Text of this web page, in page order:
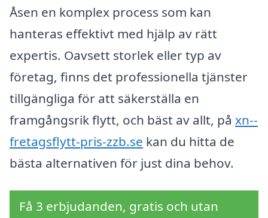
Åsen en komplex process som kan
hanteras effektivt med hjälp av rätt
expertis. Oavsett storlek eller typ av
företag, finns det professionella tjänster
tillgängliga för att säkerställa en
framgångsrik flytt, och bäst av allt, på xn--
fretagsflytt-pris-zzb.se kan du hitta de
bästa alternativen för just dina behov.
Få 3 erbjudanden, gratis och utan